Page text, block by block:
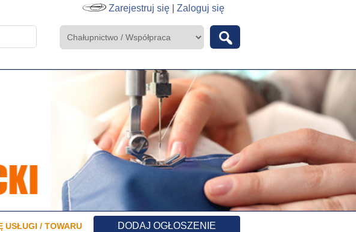
Zarejestruj się| Zaloguj się
USŁUGI / TOWARU DODAJ OGŁOSZENIE